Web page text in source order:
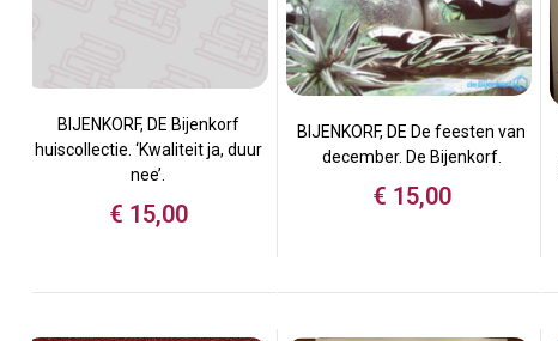
BIJENKORF, DE Bijenkorf
huiscollectie. ‘Kwaliteit ja, duur
nee’.
€ 15,00
BIJENKORF, DE De feesten van
december. De Bijenkorf.
€ 15,00